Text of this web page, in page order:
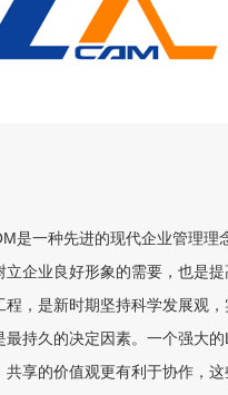
是一种先进的现代企业管理
立企业良好形象的需要，也是
程，是新时期坚持科学发展观
最持久的决定因素。一个强大
共享的价值观更有利于协作，